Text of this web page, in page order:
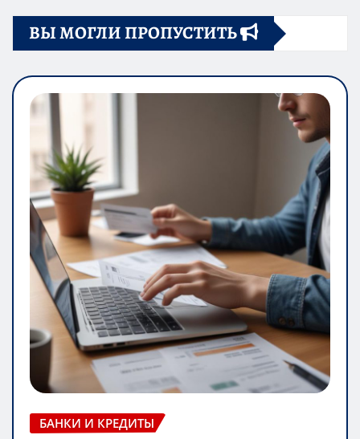
ВЫ МОГЛИ ПРОПУСТИТЬ
БАНКИ И КРЕДИТЫ